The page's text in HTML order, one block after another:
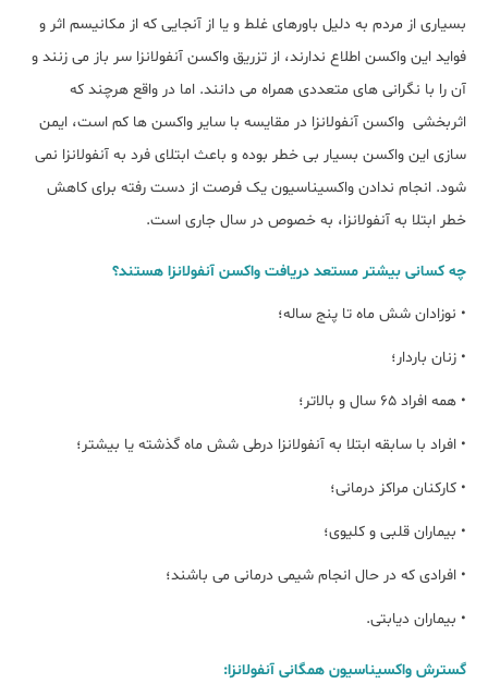
بسیاری از مردم به دلیل باورهای غلط و یا از آنجایی که از مکانیسم اثر و
فواید این واکسن اطلاع ندارند، از تزریق واکسن آنفولانزا سر باز می زنند و
آن را با نگرانی های متعددی همراه می دانند. اما در واقع هرچند که
اثربخشی واکسن آنفولانزا در مقایسه با سایر واکسن ها کم است، ایمن
سازی این واکسن بسیار بی خطر بوده و باعث ابتلای فرد به آنفولانزا نمی
شود. انجام ندادن واکسیناسیون یک فرصت از دست رفته برای کاهش
خطر ابتلا به آنفولانزا، به خصوص در سال جاری است.
چه کسانی بیشتر مستعد دریافت واکسن آنفولانزا هستند؟
• نوزادان شش ماه تا پنج ساله؛
• زنان باردار؛
• همه افراد 65 سال و بالاتر؛
• افراد با سابقه ابتلا به آنفولانزا درطی شش ماه گذشته یا بیشتر؛
• کارکنان مراکز درمانی؛
• بیماران قلبی و کلیوی؛
• افرادی که در حال انجام شیمی درمانی می باشند؛
• بیماران دیابتی.
گسترش واکسیناسیون همگانی آنفولانزا: